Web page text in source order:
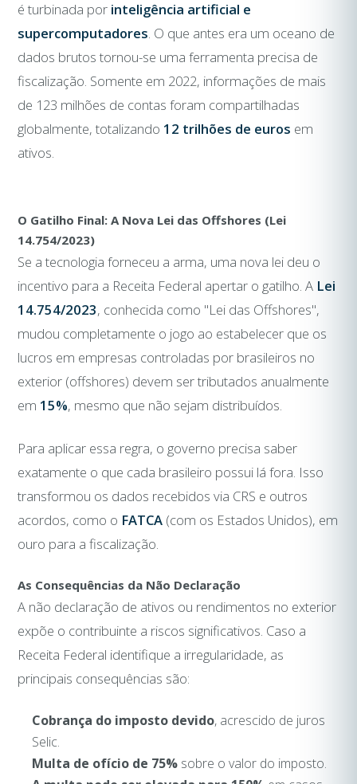
é turbinada por inteligência artificial e
supercomputadores . O que antes era um oceano de
dados brutos tornou-se uma ferramenta precisa de
fiscalização. Somente em 2022, informações de mais
de 123 milhões de contas foram compartilhadas
globalmente, totalizando 12 trilhões de euros em
ativos.
O Gatilho Final: A Nova Lei das Offshores (Lei
14.754/2023)
Se a tecnologia forneceu a arma, uma nova lei deu o
incentivo para a Receita Federal apertar o gatilho. A Lei
14.754/2023, conhecida como "Lei das Offshores",
mudou completamente o jogo ao estabelecer que os
lucros em empresas controladas por brasileiros no
exterior (offshores) devem ser tributados anualmente
em 15%, mesmo que não sejam distribuídos.
Para aplicar essa regra, o governo precisa saber
exatamente o que cada brasileiro possui lá fora. Isso
transformou os dados recebidos via CRS e outros
acordos, como o FATCA (com os Estados Unidos), em
ouro para a fiscalização.
As Consequências da Não Declaração
A não declaração de ativos ou rendimentos no exterior
expõe o contribuinte a riscos significativos. Caso a
Receita Federal identifique a irregularidade, as
principais consequências são:
Cobrança do imposto devido, acrescido de juros
Selic.
Multa de ofício de 75%sobre o valor do imposto.